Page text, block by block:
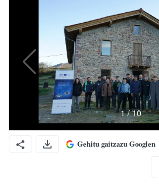
Gehitu gaitzazu Googlen